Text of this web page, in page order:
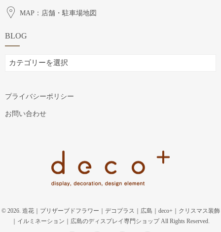
MAP：店舗・駐車場地図
BLOG
BLOG
プライバシーポリシー
お問い合わせ
© 2026. 造花｜プリザーブドフラワー｜デコプラス｜広島｜deco+｜クリスマス装飾
｜イルミネーション｜広島のディスプレイ専門ショップ All Rights Reserved.